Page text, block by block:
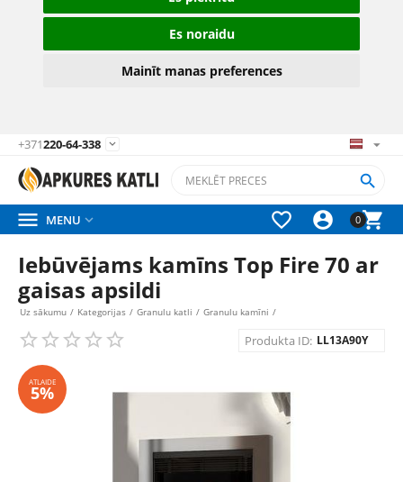
Es noraidu
Mainīt manas preferences
+371220-64-338 
0



 MENU 
Iebūvējams kamīns Top Fire 70 ar
gaisas apsildi
Uz sākumu / Kategorijas / Granulu katli / Granulu kamīni /
Produkta ID: LL13A90Y
ATLAIDE
5%